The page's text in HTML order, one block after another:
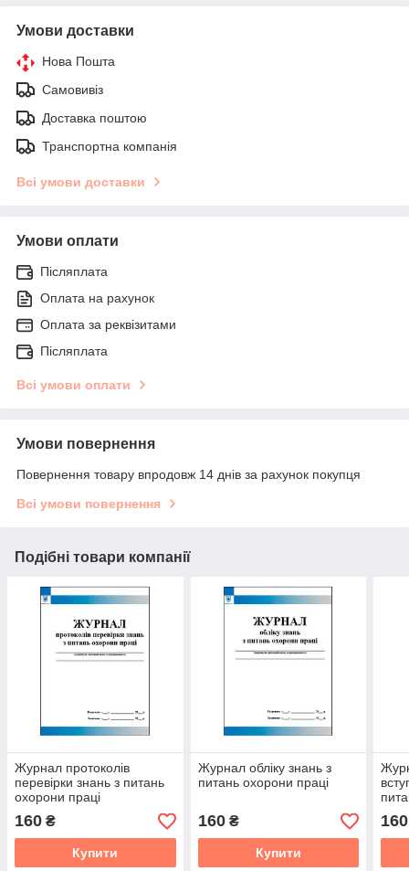
Умови доставки
Нова Пошта
Самовивіз
Доставка поштою
Транспортна компанія
Всі умови доставки
Умови оплати
Післяплата
Оплата на рахунок
Оплата за реквізитами
Післяплата
Всі умови оплати
Умови повернення
Повернення товару впродовж 14 днів за рахунок покупця
Всі умови повернення
Подібні товари компанії
Журнал протоколів
перевірки знань з питань
охорони праці
160 ₴
Купити
Журнал обліку знань з
питань охорони праці
160₴
Купити
160